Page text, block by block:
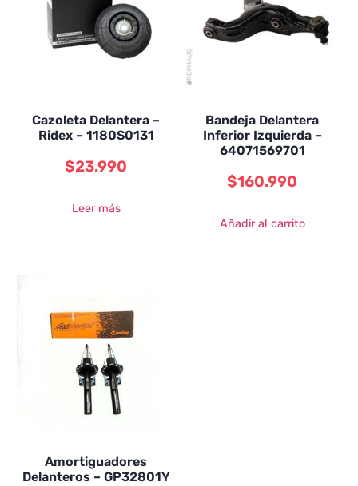
Cazoleta Delantera –
Ridex – 1180S0131
$23.990
Leer más
Bandeja Delantera
Inferior Izquierda –
64071569701
$160.990
Añadir al carrito
Amortiguadores
Delanteros – GP32801Y